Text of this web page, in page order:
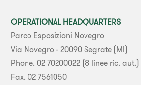
OPERATIONAL HEADQUARTERS
Parco Esposizioni Novegro
Via Novegro - 20090 Segrate (MI)
Phone. 02 70200022 (8 linee ric. aut.)
Fax. 02 7561050